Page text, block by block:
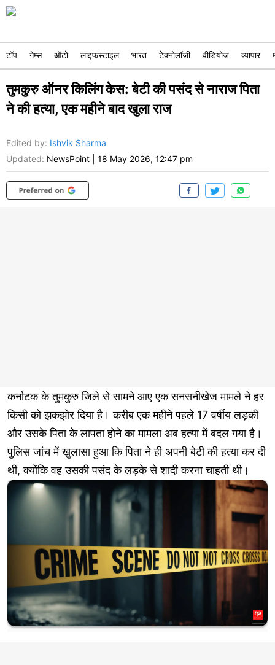
टॉप गेम्स ऑटो लाइफस्टाइल भारत टेक्नोलॉजी वीडियोज व्यापार
तुमकुरु ऑनर किलिंग केस: बेटी की पसंद से नाराज पिता
ने की हत्या, एक महीने बाद खुला राज
Edited by: Ishvik Sharma
Updated: NewsPoint 18 May 2026, 12:47 pm
कर्नाटक के तुमकुरु जिले से सामने आए एक सनसनीखेज मामले ने हर
किसी को झकझोर दिया है। करीब एक महीने पहले 17 वर्षीय लड़की
और उसके पिता के लापता होने का मामला अब हत्या में बदल गया है।
पुलिस जांच में खुलासा हुआ कि पिता ने ही अपनी बेटी की हत्या कर दी
थी, क्योंकि वह उसकी पसंद के लड़के से शादी करना चाहती थी।